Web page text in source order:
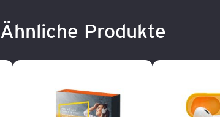
Ähnliche Produkte